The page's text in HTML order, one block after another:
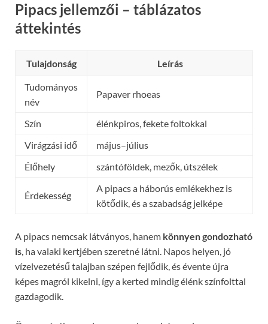
Pipacs jellemzői – táblázatos
áttekintés
Tulajdonság Leírás
Tudományos
név
Papaver rhoeas
Szín
élénkpiros, fekete foltokkal
Virágzási idő
május–július
Élőhely
szántóföldek, mezők, útszélek
Érdekesség
A pipacs a háborús emlékekhez is
kötődik, és a szabadság jelképe
A pipacs nemcsak látványos, hanem könnyen gondozható
is , ha valaki kertjében szeretné látni. Napos helyen, jó
vízelvezetésű talajban szépen fejlődik, és évente újra
képes magról kikelni, így a kerted mindig élénk színfolttal
gazdagodik.